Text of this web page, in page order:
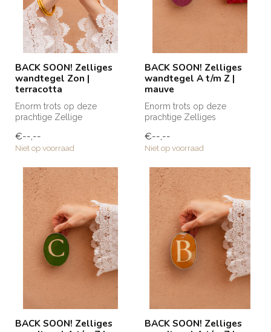
BACK SOON! Zelliges
wandtegel Zon |
terracotta
Enorm trots op deze
prachtige Zellige
Nomads eigen ontw...
€--,--
Niet op voorraad
BACK SOON! Zelliges
wandtegel A t/m Z |
mauve
Enorm trots op deze
prachtige Zelliges
Nomads eigen ...
€--,--
Niet op voorraad
BACK SOON! Zelliges
BACK SOON! Zelliges